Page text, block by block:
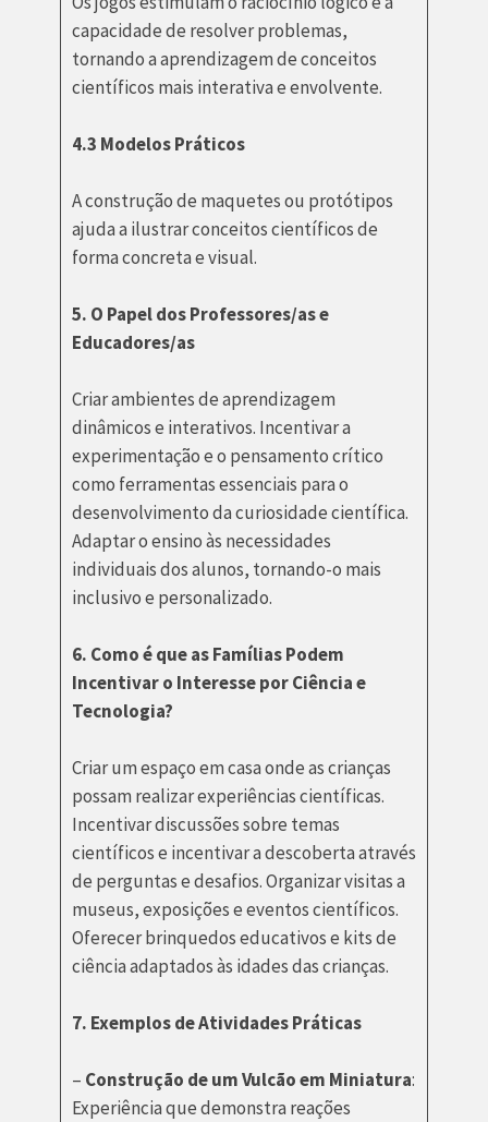
capacidade de resolver problemas,
tornando a aprendizagem de conceitos
científicos mais interativa e envolvente.
4.3 Modelos Práticos
A construção de maquetes ou protótipos
ajuda a ilustrar conceitos científicos de
forma concreta e visual.
5. O Papel dos Professores/as e
Educadores/as
Criar ambientes de aprendizagem
dinâmicos e interativos. Incentivar a
experimentação e o pensamento crítico
como ferramentas essenciais para o
desenvolvimento da curiosidade científica.
Adaptar o ensino às necessidades
individuais dos alunos, tornando-o mais
inclusivo e personalizado.
6. Como é que as Famílias Podem
Incentivar o Interesse por Ciência e
Tecnologia?
Criar um espaço em casa onde as crianças
possam realizar experiências científicas.
Incentivar discussões sobre temas
científicos e incentivar a descoberta através
de perguntas e desafios. Organizar visitas a
museus, exposições e eventos científicos.
Oferecer brinquedos educativos e kits de
ciência adaptados às idades das crianças.
7. Exemplos de Atividades Práticas
– Construção de um Vulcão em Miniatura:
Experiência que demonstra reações